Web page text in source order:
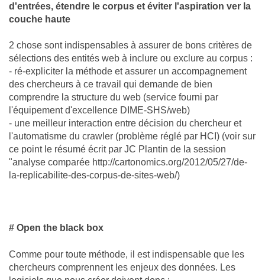
d'entrées, étendre le corpus et éviter l'aspiration ver la
couche haute
2 chose sont indispensables à assurer de bons critères de
sélections des entités web à inclure ou exclure au corpus :
- ré-expliciter la méthode et assurer un accompagnement
des chercheurs à ce travail qui demande de bien
comprendre la structure du web (service fourni par
l'équipement d'excellence DIME-SHS/web)
- une meilleur interaction entre décision du chercheur et
l'automatisme du crawler (problème réglé par HCI) (voir sur
ce point le résumé écrit par JC Plantin de la session
"analyse comparée http://cartonomics.org/2012/05/27/de-
la-replicabilite-des-corpus-de-sites-web/)
# Open the black box
Comme pour toute méthode, il est indispensable que les
chercheurs comprennent les enjeux des données. Les